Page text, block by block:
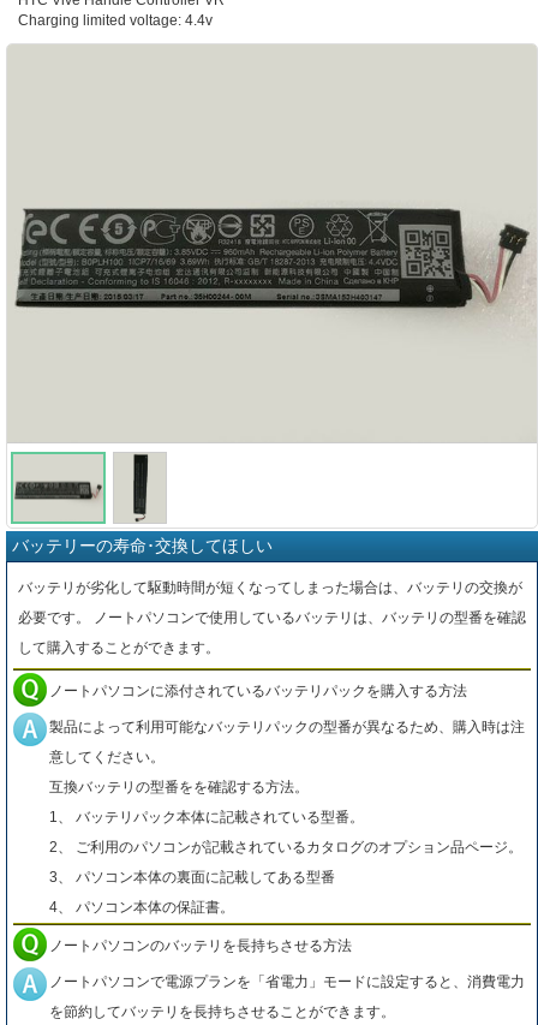
Charging limited voltage: 4.4v
バッテリーの寿命･交換してほしい
バッテリが劣化して駆動時間が短くなってしまった場合は、バッテリの交換が
必要です。 ノートパソコンで使用しているバッテリは、バッテリの型番を確認
して購入することができます。
ノートパソコンに添付されているバッテリパックを購入する方法
製品によって利用可能なバッテリパックの型番が異なるため、購入時は注
意してください。
互換バッテリの型番をを確認する方法。
1、 バッテリパック本体に記載されている型番。
2、 ご利用のパソコンが記載されているカタログのオプション品ページ。
3、 パソコン本体の裏面に記載してある型番
4、 パソコン本体の保証書。
ノートパソコンのバッテリを長持ちさせる方法
ノートパソコンで電源プランを「省電力」モードに設定すると、消費電力
を節約してバッテリを長持ちさせることができます。